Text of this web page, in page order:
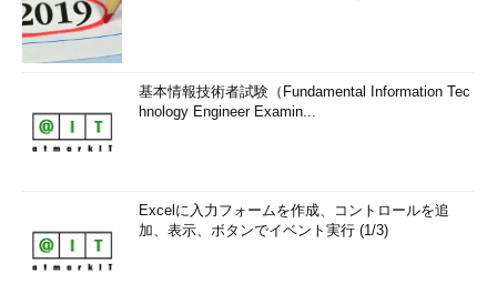
基本情報技術者試験（Fundamental Information Tec
hnology Engineer Examin...
Excelに入力フォームを作成、コントロールを追
加、表示、ボタンでイベント実行 (1/3)